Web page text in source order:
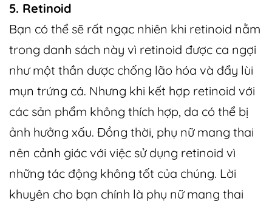
5. Retinoid
Bạn có thể sẽ rất ngạc nhiên khi retinoid nằm
trong danh sách này vì retinoid được ca ngợi
như một thần dược chống lão hóa và đẩy lùi
mụn trứng cá. Nhưng khi kết hợp retinoid với
các sản phẩm không thích hợp, da có thể bị
ảnh hưởng xấu. Đồng thời, phụ nữ mang thai
nên cảnh giác với việc sử dụng retinoid vì
những tác động không tốt của chúng. Lời
khuyên cho bạn chính là phụ nữ mang thai